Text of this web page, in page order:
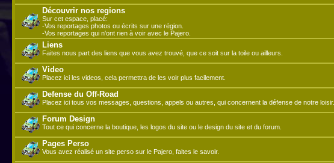
Découvrir nos regions
Sur cet espace, placé:
-Vos reportages photos ou écrits sur une région.
-Vos reportages qui n'ont rien à voir avec le Pajero.
Liens
Faites nous part des liens que vous avez trouvé, que ce soit sur la toile ou ailleurs.
Video
Placez ici les videos, cela permettra de les voir plus facilement.
Defense du Off-Road
Placez ici tous vos messages, questions, appels ou autres, qui concernent la défense de notre loisir.
Forum Design
Tout ce qui concerne la boutique, les logos du site ou le design du site et du forum.
Pages Perso
Vous avez réalisé un site perso sur le Pajero, faites le savoir.